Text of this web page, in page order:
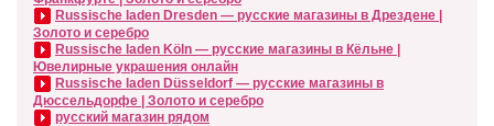
Russische laden Dresden — русские магазины в Дрездене |
Золото и серебро
Russische laden Köln — русские магазины в Кёльне |
Ювелирные украшения онлайн
Russische laden Düsseldorf — русские магазины в
Дюссельдорфе | Золото и серебро
русский магазин рядом